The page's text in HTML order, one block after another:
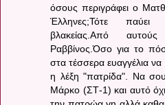
όσους περιγράφει ο
Έλληνες;Τότε
βλακείας.Από
Ραββίνος.Όσο για το
στα τέσσερα ευαγγέλια
η λέξη "πατρίδα". Να
Μάρκο (ΣΤ-1) και αυτό